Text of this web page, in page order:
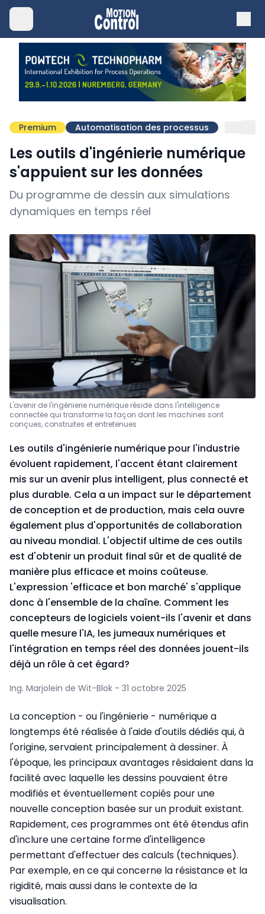
Premium Automatisation des processus
Les outils d'ingénierie numérique
s'appuient sur les données
Du programme de dessin aux simulations
dynamiques en temps réel
L'avenir de l'ingénierie numérique réside dans l'intelligence
connectée qui transforme la façon dont les machines sont
conçues, construites et entretenues
Les outils d'ingénierie numérique pour l'industrie
évoluent rapidement, l'accent étant clairement
mis sur un avenir plus intelligent, plus connecté et
plus durable. Cela a un impact sur le département
de conception et de production, mais cela ouvre
également plus d'opportunités de collaboration
au niveau mondial. L'objectif ultime de ces outils
est d'obtenir un produit final sûr et de qualité de
manière plus efficace et moins coûteuse.
L'expression 'efficace et bon marché' s'applique
donc à l'ensemble de la chaîne. Comment les
concepteurs de logiciels voient-ils l'avenir et dans
quelle mesure l'IA, les jumeaux numériques et
l'intégration en temps réel des données jouent-ils
déjà un rôle à cet égard?
Ing. Marjolein de Wit-Blok - 31 octobre 2025
La conception - ou l'ingénierie - numérique a
longtemps été réalisée à l'aide d'outils dédiés qui, à
l'origine, servaient principalement à dessiner. À
l'époque, les principaux avantages résidaient dans la
facilité avec laquelle les dessins pouvaient être
modifiés et éventuellement copiés pour une
nouvelle conception basée sur un produit existant.
Rapidement, ces programmes ont été étendus afin
d'inclure une certaine forme d'intelligence
permettant d'effectuer des calculs (techniques).
Par exemple, en ce qui concerne la résistance et la
rigidité, mais aussi dans le contexte de la
visualisation.